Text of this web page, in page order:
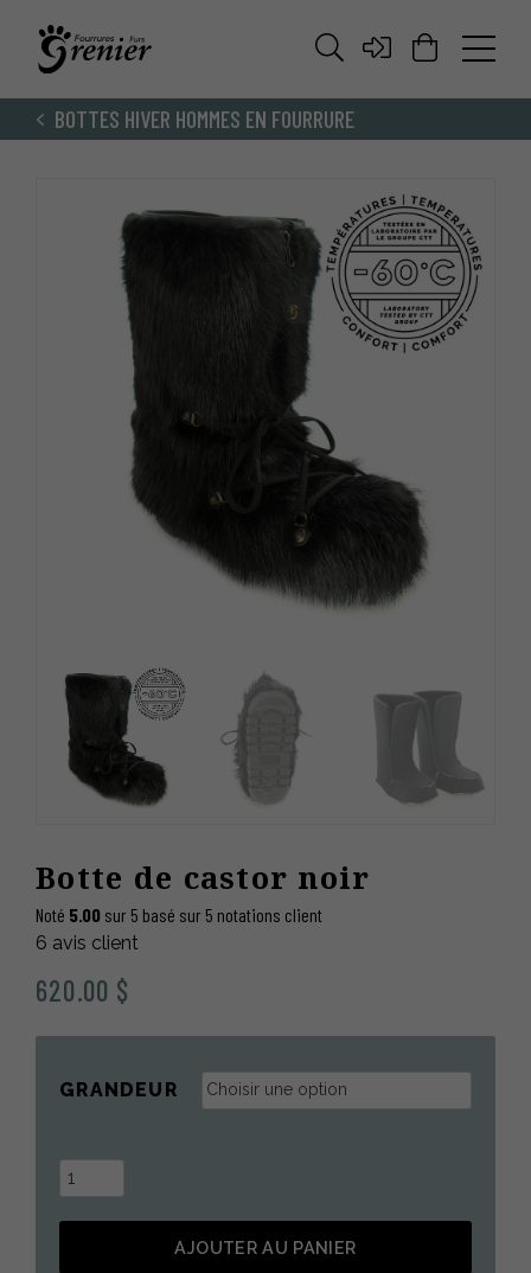
BOTTES HIVER HOMMES EN FOURRURE
Botte de castor noir
Noté 5.00 sur 5 basé sur 5 notations client
6 avis client
620.00 $
GRANDEUR
quantité
de
Botte
AJOUTER AU PANIER